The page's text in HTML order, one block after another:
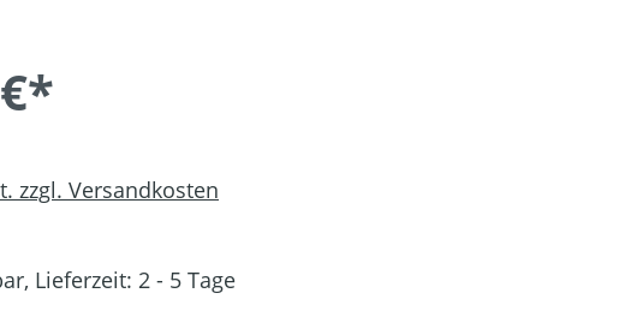
zzgl. Versandkosten
Lieferzeit: 2 - 5 Tage